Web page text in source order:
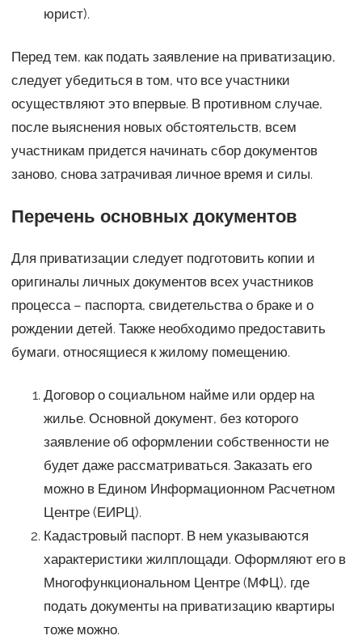
юрист).
Перед тем, как подать заявление на приватизацию,
следует убедиться в том, что все участники
осуществляют это впервые. В противном случае,
после выяснения новых обстоятельств, всем
участникам придется начинать сбор документов
заново, снова затрачивая личное время и силы.
Перечень основных документов
Для приватизации следует подготовить копии и
оригиналы личных документов всех участников
процесса – паспорта, свидетельства о браке и о
рождении детей. Также необходимо предоставить
бумаги, относящиеся к жилому помещению.
Договор о социальном найме или ордер на
жилье. Основной документ, без которого
заявление об оформлении собственности не
будет даже рассматриваться. Заказать его
можно в Едином Информационном Расчетном
Центре (ЕИРЦ).
Кадастровый паспорт. В нем указываются
характеристики жилплощади. Оформляют его в
Многофункциональном Центре (МФЦ), где
подать документы на приватизацию квартиры
тоже можно.